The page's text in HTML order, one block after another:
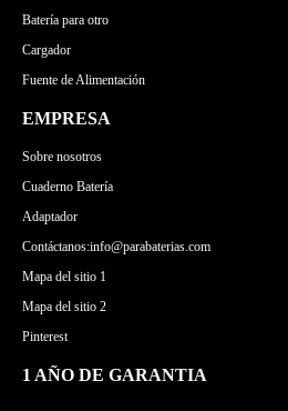
Batería para otro
Cargador
Fuente de Alimentación
EMPRESA
Sobre nosotros
Cuaderno Batería
Adaptador
Contáctanos:info@parabaterias.com
Mapa del sitio 1
Mapa del sitio 2
Pinterest
1 AÑO DE GARANTIA